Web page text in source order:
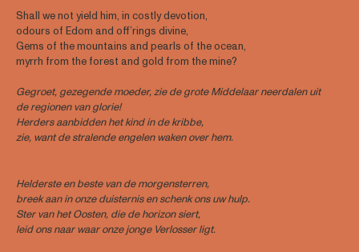
Shall we not yield him, in costly devotion,
odours of Edom and off’rings divine,
Gems of the mountains and pearls of the ocean,
myrrh from the forest and gold from the mine?
Gegroet, gezegende moeder, zie de grote Middelaar neerdalen uit
de regionen van glorie!
Herders aanbidden het kind in de kribbe,
zie, want de stralende engelen waken over hem.
Helderste en beste van de morgensterren,
breek aan in onze duisternis en schenk ons uw hulp.
Ster van het Oosten, die de horizon siert,
leid ons naar waar onze jonge Verlosser ligt.